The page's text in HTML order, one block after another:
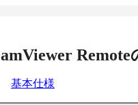
500台の管理デバイス
・電話サポート（33言語）
Remote
基本仕様